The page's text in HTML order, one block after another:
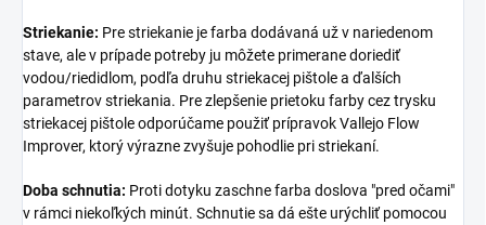
Striekanie: Pre striekanie je farba dodávaná už v nariedenom
stave, ale v prípade potreby ju môžete primerane doriediť
vodou/riedidlom, podľa druhu striekacej pištole a ďalších
parametrov striekania. Pre zlepšenie prietoku farby cez trysku
striekacej pištole odporúčame použiť prípravok Vallejo Flow
Improver, ktorý výrazne zvyšuje pohodlie pri striekaní.
Doba schnutia: Proti dotyku zaschne farba doslova "pred očami"
v rámci niekoľkých minút. Schnutie sa dá ešte urýchliť pomocou